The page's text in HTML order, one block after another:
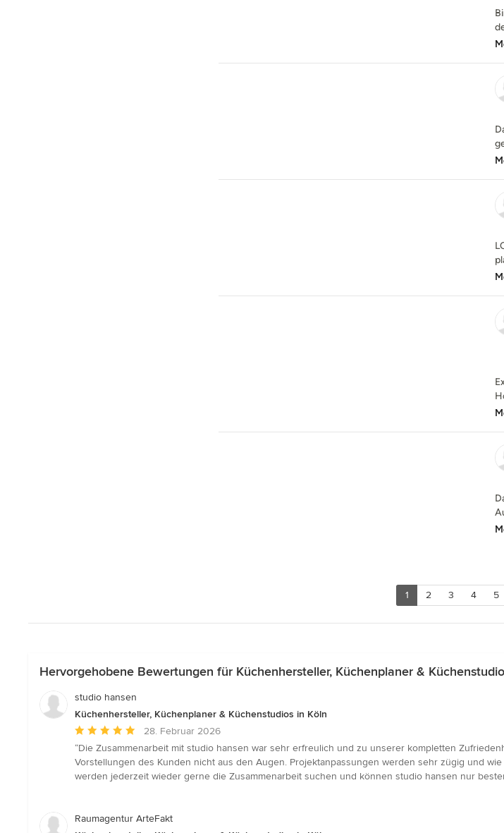
1 2 3 4 5
Hervorgehobene Bewertungen für Küchenhersteller, Küchenplaner &
studio hansen
Küchenhersteller, Küchenplaner & Küchenstudios in Köln
Durchschnittliche
Bewertung:
5
von
28. Februar 2026
“Die Zusammenarbeit mit studio hansen war sehr erfreulich und zu unserer kompletten
Vorstellungen des Kunden nicht aus den Augen. Projektanpassungen werden sehr zügig und
werden jederzeit wieder gerne die Zusammenarbeit suchen und können studio hansen nur
Raumagentur ArteFakt